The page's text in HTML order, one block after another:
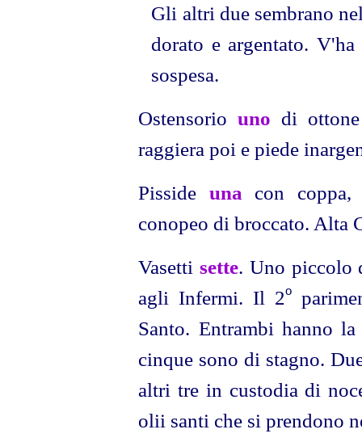
Gli altri due sembrano
dorato e argentato.
sospesa.
Ostensoriouno di
raggiera poi e piede
Pisside una con coppa,
conopeo di broccato. Alta
Vasettisette. Uno piccolo
agli Infermi. Il 2o
Santo. Entrambi hanno
cinque sono di stagno.
altri tre in custodia di
olii santi che si prendono